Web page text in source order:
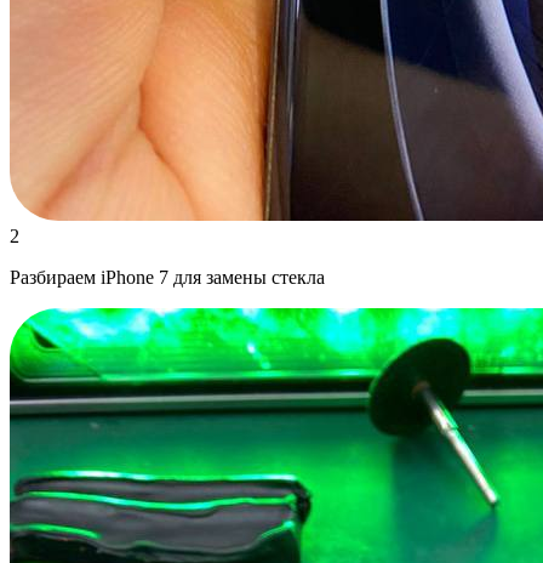
2
Разбираем iPhone 7 для замены стекла